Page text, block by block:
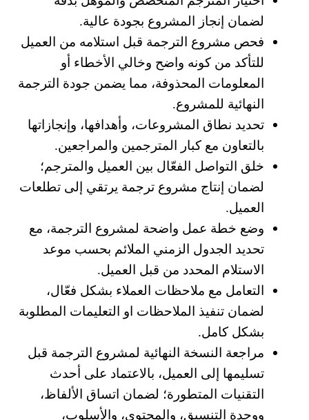
لضمان إنجاز المشروع بجودة عالية.
فحص مشروع الترجمة قبل استلامه من العميل
للتأكد من كونه واضح وخالي الأخطاء أو
المعلومات المحذوفة، مما يضمن جودة الترجمة
النهائية للمشروع.
تحديد نطاق المشروعات، وأهدافها، وإنجازاتها
بالتعاون مع كبار المترجمين والمراجعين.
خلق التواصل الفعّال بين العميل والمترجم؛
لضمان إنتاج مشروع ترجمة يرتقي إلى تطلعات
العميل.
وضع خطة عمل واضحة لمشروع الترجمة، مع
تحديد الجدول الزمني الملائم بحسب موعد
الاستلام المحدد من قبل العميل.
التعامل مع ملاحظات العملاء بشكل فعّال،
لضمان تنفيذ الملاحظات او التعليمات المطلوبة
بشكل كامل.
مراجعة النسخة النهائية لمشروع الترجمة قبل
تسليمها إلى العميل، بالاعتماد على أحدث
التقنيات المتطورة؛ لضمان اتساق الألفاظ،
ووحدة التنسيق، والمحتوى، والأسلوب،